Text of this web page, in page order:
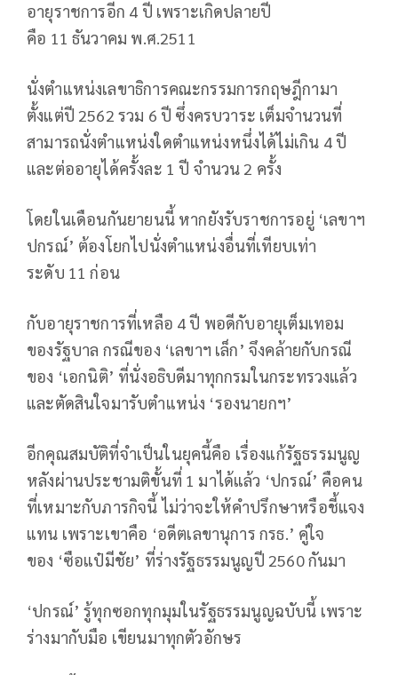
อายุราชการอีก 4 ปี เพราะเกิดปลายปี
คือ 11 ธันวาคม พ.ศ.2511
นั่งตำแหน่งเลขาธิการคณะกรรมการกฤษฎีกามา
ตั้งแต่ปี 2562 รวม 6 ปี ซึ่งครบวาระ เต็มจำนวนที่
สามารถนั่งตำแหน่งใดตำแหน่งหนึ่งได้ไม่เกิน 4 ปี
และต่ออายุได้ครั้งละ 1 ปี จำนวน 2 ครั้ง
โดยในเดือนกันยายนนี้ หากยังรับราชการอยู่ ‘เลขาฯ
ปกรณ์’ ต้องโยกไปนั่งตำแหน่งอื่นที่เทียบเท่า
ระดับ 11 ก่อน
กับอายุราชการที่เหลือ 4 ปี พอดีกับอายุเต็มเทอม
ของรัฐบาล กรณีของ ‘เลขาฯ เล็ก’ จึงคล้ายกับกรณี
ของ ‘เอกนิติ’ ที่นั่งอธิบดีมาทุกกรมในกระทรวงแล้ว
และตัดสินใจมารับตำแหน่ง ‘รองนายกฯ’
อีกคุณสมบัติที่จำเป็นในยุคนี้คือ เรื่องแก้รัฐธรรมนูญ
หลังผ่านประชามติขั้นที่ 1 มาได้แล้ว ‘ปกรณ์’ คือคน
ที่เหมาะกับภารกิจนี้ ไม่ว่าจะให้คำปรึกษาหรือชี้แจง
แทน เพราะเขาคือ ‘อดีตเลขานุการ กรธ.’ คู่ใจ
ของ ‘ซือแป๋มีชัย’ ที่ร่างรัฐธรรมนูญปี 2560 กันมา
‘ปกรณ์’ รู้ทุกซอกทุกมุมในรัฐธรรมนูญฉบับนี้ เพราะ
ร่างมากับมือ เขียนมาทุกตัวอักษร